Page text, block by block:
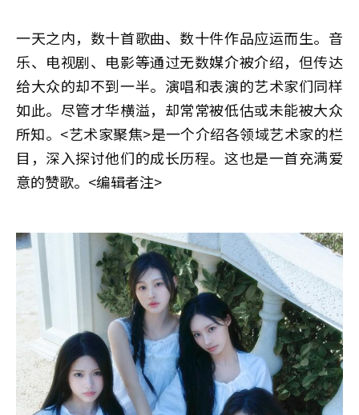
一天之内，数十首歌曲、数十件作品应运而生。音
乐、电视剧、电影等通过无数媒介被介绍，但传达
给大众的却不到一半。演唱和表演的艺术家们同样
如此。尽管才华横溢，却常常被低估或未能被大众
所知。<艺术家聚焦>是一个介绍各领域艺术家的栏
目，深入探讨他们的成长历程。这也是一首充满爱
意的赞歌。<编辑者注>